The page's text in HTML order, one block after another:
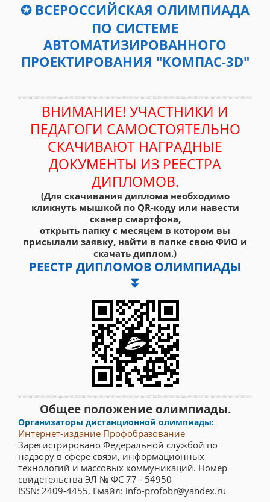
✪ ВСЕРОССИЙСКАЯ ОЛИМПИАДА
ПО СИСТЕМЕ
АВТОМАТИЗИРОВАННОГО
ПРОЕКТИРОВАНИЯ "КОМПАС-3D"
ВНИМАНИЕ! УЧАСТНИКИ И
ПЕДАГОГИ САМОСТОЯТЕЛЬНО
СКАЧИВАЮТ НАГРАДНЫЕ
ДОКУМЕНТЫ ИЗ РЕЕСТРА
ДИПЛОМОВ.
(Для скачивания диплома необходимо
кликнуть мышкой по QR-коду или навести
сканер смартфона,
открыть папку с месяцем в котором вы
присылали заявку, найти в папке свою ФИО и
скачать диплом.)
РЕЕСТР ДИПЛОМОВ ОЛИМПИАДЫ
⏬
Общее положение олимпиады.
Организаторы дистанционной олимпиады:
Интернет-издание Профобразование
Зарегистрировано Федеральной службой по
надзору в сфере связи, информационных
технологий и массовых коммуникаций. Номер
свидетельства ЭЛ № ФС 77 - 54950
ISSN: 2409-4455, Емайл: info-profobr@yandex.ru